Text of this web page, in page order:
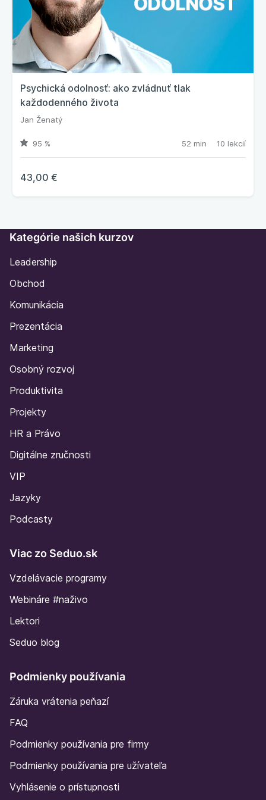
Psychická odolnosť: ako zvládnuť tlak
každodenného života
Jan Ženatý
95 % 52 min 10 lekcií
43,00 €
Kategórie našich kurzov
Leadership
Obchod
Komunikácia
Prezentácia
Marketing
Osobný rozvoj
Produktivita
Projekty
HR a Právo
Digitálne zručnosti
VIP
Jazyky
Podcasty
Viac zo Seduo.sk
Vzdelávacie programy
Webináre #naživo
Lektori
Seduo blog
Podmienky používania
Záruka vrátenia peňazí
FAQ
Podmienky používania pre firmy
Podmienky používania pre užívateľa
Vyhlásenie o prístupnosti